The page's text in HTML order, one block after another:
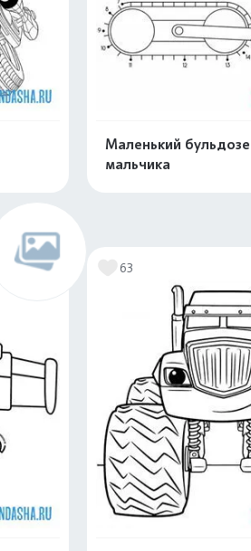
Маленький
мальчика
63